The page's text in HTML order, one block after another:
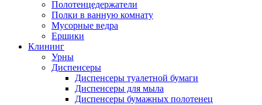
Полотенцедержатели
Полки в ванную комнату
Мусорные ведра
Ершики
Клининг
Урны
Диспенсеры
Диспенсеры туалетной бумаги
Диспенсеры для мыла
Диспенсеры бумажных полотенец